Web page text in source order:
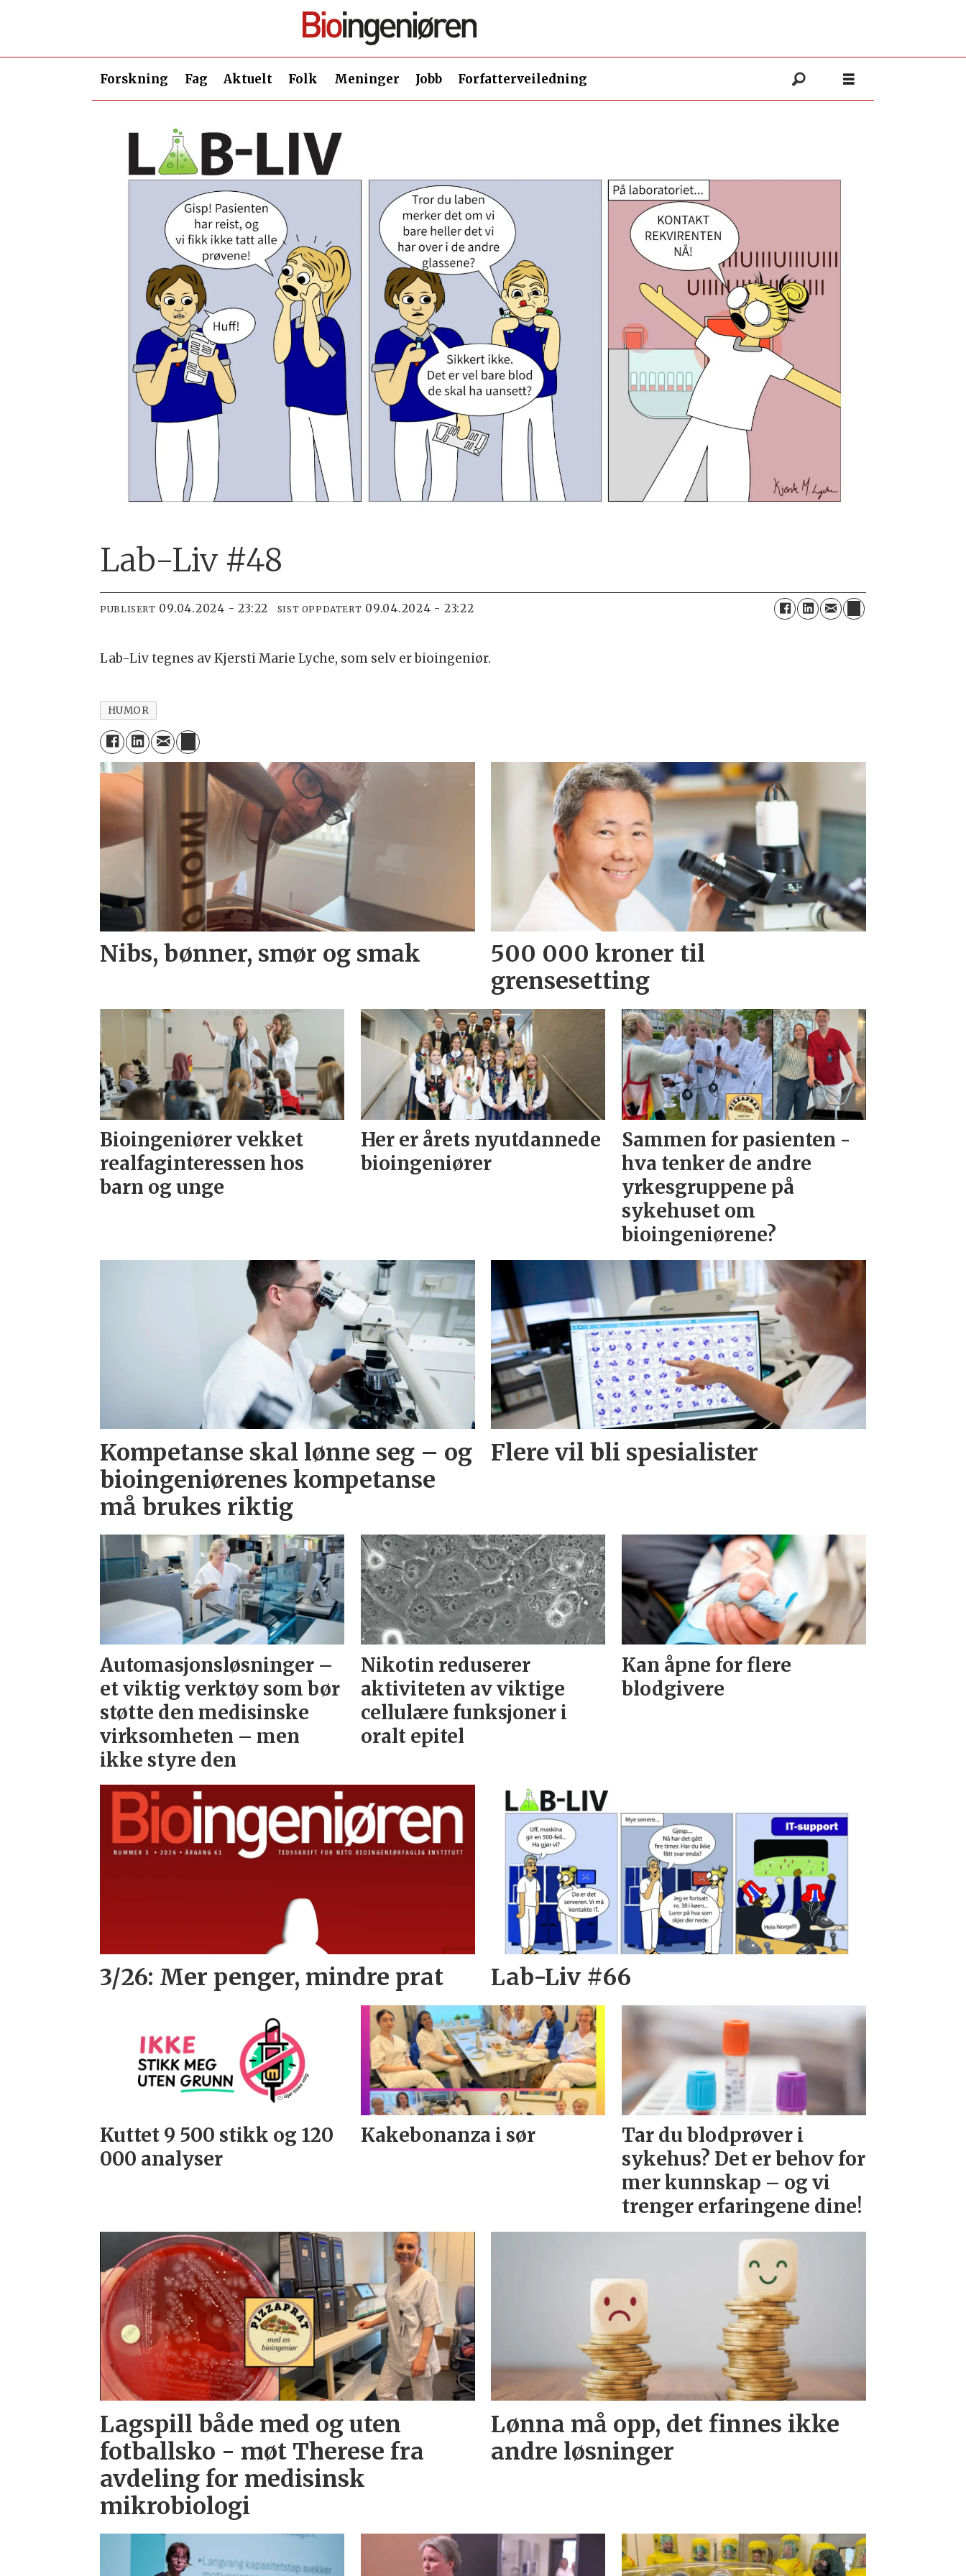
Forskning Fag Aktuelt Folk Meninger Jobb Forfatterveiledning
Lab-Liv #48
PUBLISERT 09.04.2024 - 23:22 SIST OPPDATERT 09.04.2024 - 23:22
Lab-Liv tegnes av Kjersti Marie Lyche, som selv er bioingeniør.
HUMOR
Nibs, bønner, smør og smak
500 000 kroner til
grensesetting
Bioingeniører vekket
realfaginteressen hos
barn og unge
Her er årets nyutdannede
bioingeniører
Sammen for pasienten -
hva tenker de andre
yrkesgruppene på
sykehuset om
bioingeniørene?
Kompetanse skal lønne seg – og
bioingeniørenes kompetanse
må brukes riktig
Flere vil bli spesialister
Automasjonsløsninger –
et viktig verktøy som bør
støtte den medisinske
virksomheten – men
ikke styre den
Nikotin reduserer
aktiviteten av viktige
cellulære funksjoner i
oralt epitel
Kan åpne for flere
blodgivere
3/26: Mer penger, mindre prat Lab-Liv #66
Kuttet 9 500 stikk og 120
000 analyser
Kakebonanza i sør
Tar du blodprøver i
sykehus? Det er behov for
mer kunnskap – og vi
trenger erfaringene dine!
Lagspill både med og uten
fotballsko - møt Therese fra
avdeling for medisinsk
mikrobiologi
Lønna må opp, det finnes ikke
andre løsninger